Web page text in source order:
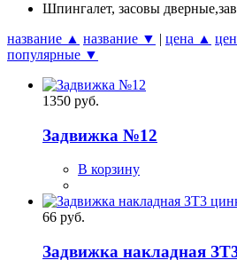
Шпингалет, засовы
название ▲ название ▼ | цена ▲
популярные ▼
1350 руб.
Задвижка №12
В корзину
66 руб.
Задвижка накладная